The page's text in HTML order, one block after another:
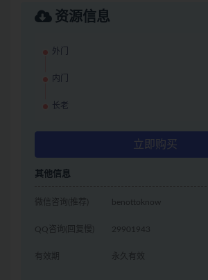
资源信息
外门
内门
长老
立即购买
其他信息
微信咨询(推荐) benottoknow
QQ咨询(回复慢) 29901943
有效期 永久有效